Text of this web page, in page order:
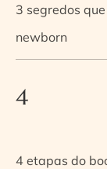
3 segredos
newborn
4
4 etapas do